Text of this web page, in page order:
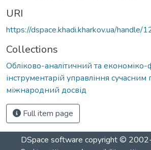
URI
https://dspace.khadi.kharkov.ua/
Collections
Обліково-аналітичний та
інструментарій управління сучасним
міжнародний досвід
Full item page
DSpace software copyright ©